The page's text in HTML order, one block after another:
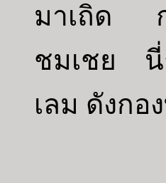
มาเถิด ก
ชมเชย นี่
เลม ดังกอ